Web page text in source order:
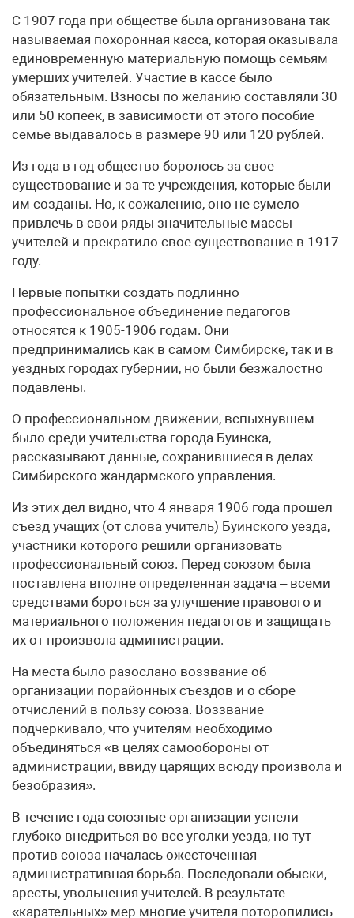
С 1907 года при обществе была организована так
называемая похоронная касса, которая оказывала
единовременную материальную помощь семьям
умерших учителей. Участие в кассе было
обязательным. Взносы по желанию составляли 30
или 50 копеек, в зависимости от этого пособие
семье выдавалось в размере 90 или 120 рублей.
Из года в год общество боролось за свое
существование и за те учреждения, которые были
им созданы. Но, к сожалению, оно не сумело
привлечь в свои ряды значительные массы
учителей и прекратило свое существование в 1917
году.
Первые попытки создать подлинно
профессиональное объединение педагогов
относятся к 1905-1906 годам. Они
предпринимались как в самом Симбирске, так и в
уездных городах губернии, но были безжалостно
подавлены.
О профессиональном движении, вспыхнувшем
было среди учительства города Буинска,
рассказывают данные, сохранившиеся в делах
Симбирского жандармского управления.
Из этих дел видно, что 4 января 1906 года прошел
съезд учащих (от слова учитель) Буинского уезда,
участники которого решили организовать
профессиональный союз. Перед союзом была
поставлена вполне определенная задача – всеми
средствами бороться за улучшение правового и
материального положения педагогов и защищать
их от произвола администрации.
На места было разослано воззвание об
организации порайонных съездов и о сборе
отчислений в пользу союза. Воззвание
подчеркивало, что учителям необходимо
объединяться «в целях самообороны от
администрации, ввиду царящих всюду произвола и
безобразия».
В течение года союзные организации успели
глубоко внедриться во все уголки уезда, но тут
против союза началась ожесточенная
административная борьба. Последовали обыски,
аресты, увольнения учителей. В результате
«карательных» мер многие учителя поторопились